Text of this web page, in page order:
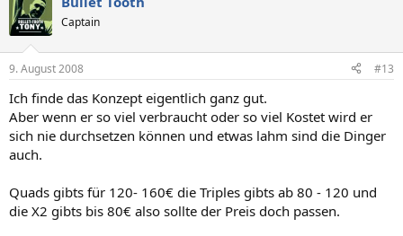
Captain
9. August 2008 #13
Ich finde das Konzept eigentlich ganz gut.
Aber wenn er so viel verbraucht oder so viel Kostet wird er
sich nie durchsetzen können und etwas lahm sind die Dinger
auch.
Quads gibts für 120- 160€ die Triples gibts ab 80 - 120 und
die X2 gibts bis 80€ also sollte der Preis doch passen.